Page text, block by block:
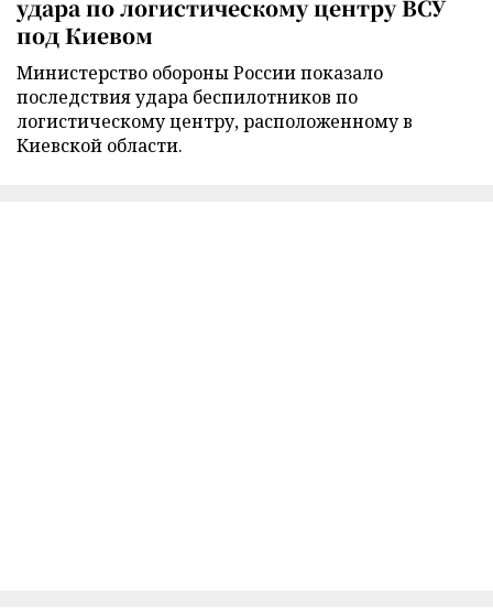
удара по логистическому центру ВСУ
под Киевом
Министерство обороны России показало
последствия удара беспилотников по
логистическому центру, расположенному в
Киевской области.